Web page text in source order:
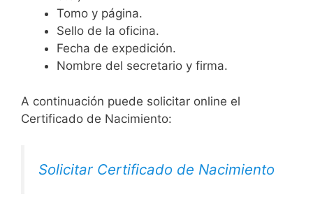
Tomo y página.
Sello de la oficina.
Fecha de expedición.
Nombre del secretario y firma.
A continuación puede solicitar online el
Certificado de Nacimiento:
Solicitar Certificado de Nacimiento